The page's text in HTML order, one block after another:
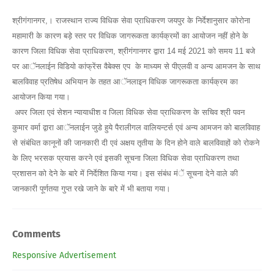
श्रीगंगानगर,। राजस्थान राज्य विधिक सेवा प्राधिकरण जयपुर के निर्देशानुसार कोरोना
महामारी के कारण बड़े स्तर पर विधिक जागरूकता कार्यक्रमों का आयोजन नहीं होने के
कारण जिला विधिक सेवा प्राधिकरण, श्रीगंगानगर द्वारा 14 मई 2021 को समय 11 बजे
पर आॅनलाईन विडियो कांफ्रेंस वैबेक्स एप के माध्यम से पीएलवी व अन्य आमजन के साथ
बालविवाह प्रतिषेध अभियान के तहत आॅनलाइन विधिक जागरूकता कार्यक्रम का
आयोजन किया गया।
अपर जिला एवं सेशन न्यायाधीश व जिला विधिक सेवा प्राधिकरण के सचिव श्री पवन
कुमार वर्मा द्वारा आॅनलाईन जुडे हुये पैरालीगल वालियन्टर्स एवं अन्य आमजन को बालविवाह
से संबंधित कानूनों की जानकारी दी एवं अक्षय तृतीया के दिन होने वाले बालविवाहों को रोकने
के लिए भरसक प्रयास करने एवं इसकी सूचना जिला विधिक सेवा प्राधिकरण तथा
प्रशासन को देने के बारे में निर्देशित किया गया। इस संबंध मंें सूचना देने वाले की
जानकारी पूर्णतया गुप्त रखे जाने के बारे में भी बताया गया।
Comments
Responsive Advertisement